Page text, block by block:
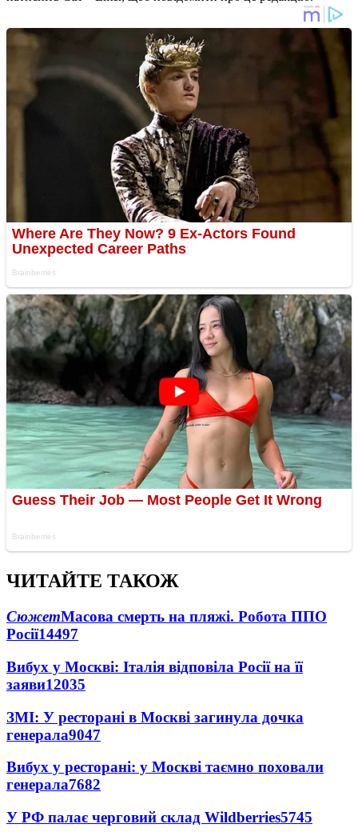
ЧИТАЙТЕ ТАКОЖ
СюжетМасова смерть на пляжі. Робота ППО
Росії14497
Вибух у Москві: Італія відповіла Росії на її
заяви12035
ЗМІ: У ресторані в Москві загинула дочка
генерала9047
Вибух у ресторані: у Москві таємно поховали
генерала7682
У РФ палає черговий склад Wildberries5745